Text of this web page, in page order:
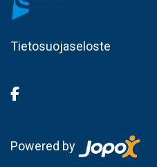
Tietosuojaseloste
Powered by